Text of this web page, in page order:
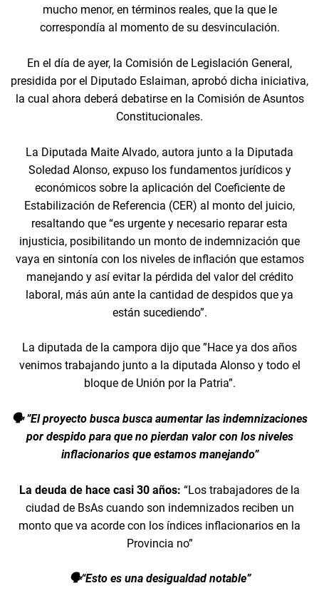
mucho menor, en términos reales, que la que le
correspondía al momento de su desvinculación.
En el día de ayer, la Comisión de Legislación General,
presidida por el Diputado Eslaiman, aprobó dicha iniciativa,
la cual ahora deberá debatirse en la Comisión de Asuntos
Constitucionales.
La Diputada Maite Alvado, autora junto a la Diputada
Soledad Alonso, expuso los fundamentos jurídicos y
económicos sobre la aplicación del Coeficiente de
Estabilización de Referencia (CER) al monto del juicio,
resaltando que “es urgente y necesario reparar esta
injusticia, posibilitando un monto de indemnización que
vaya en sintonía con los niveles de inflación que estamos
manejando y así evitar la pérdida del valor del crédito
laboral, más aún ante la cantidad de despidos que ya
están sucediendo”.
La diputada de la campora dijo que ”Hace ya dos años
venimos trabajando junto a la diputada Alonso y todo el
bloque de Unión por la Patria”.
🗣️ ”El proyecto busca busca aumentar las indemnizaciones
por despido para que no pierdan valor con los niveles
inflacionarios que estamos manejando”
La deuda de hace casi 30 años: “Los trabajadores de la
ciudad de BsAs cuando son indemnizados reciben un
monto que va acorde con los índices inflacionarios en la
Provincia no”
🗣️“Esto es una desigualdad notable”